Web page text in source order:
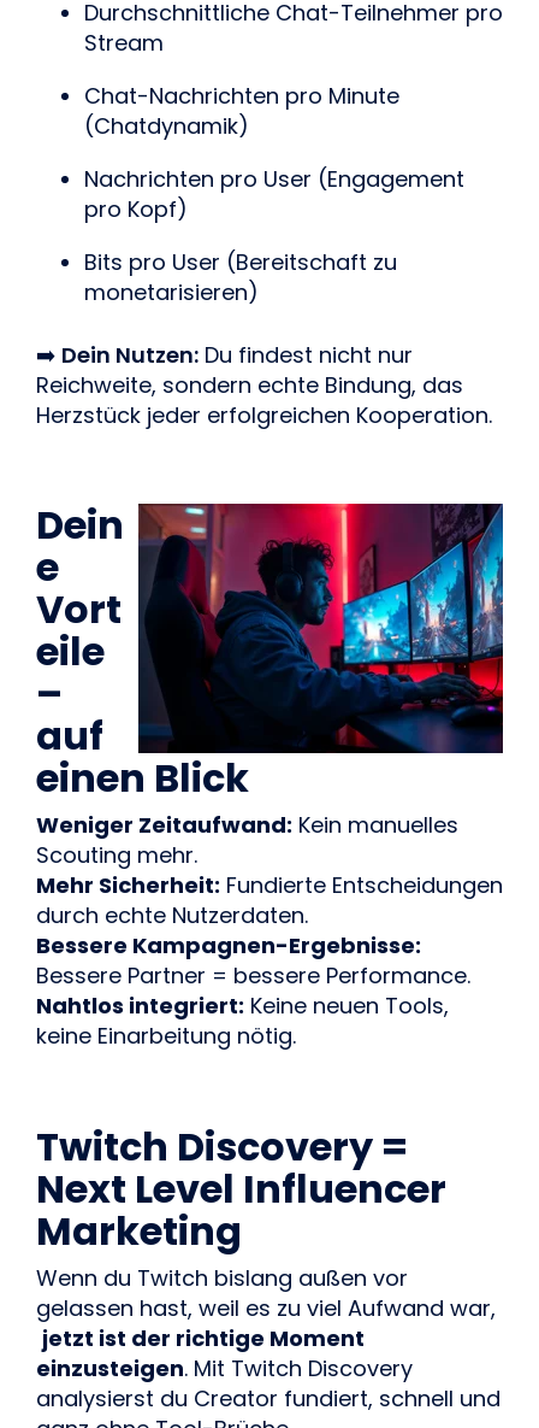
Durchschnittliche Chat-Teilnehmer pro
Stream
Chat-Nachrichten pro Minute
(Chatdynamik)
Nachrichten pro User (Engagement
pro Kopf)
Bits pro User (Bereitschaft zu
monetarisieren)
➡️ Dein Nutzen: Du findest nicht nur
Reichweite, sondern echte Bindung, das
Herzstück jeder erfolgreichen Kooperation.
Dein
e
Vort
eile
–
auf
einen Blick
Weniger Zeitaufwand: Kein manuelles
Scouting mehr.
Mehr Sicherheit: Fundierte Entscheidungen
durch echte Nutzerdaten.
Bessere Kampagnen-Ergebnisse:
Bessere Partner = bessere Performance.
Nahtlos integriert: Keine neuen Tools,
keine Einarbeitung nötig.
Twitch Discovery =
Next Level Influencer
Marketing
Wenn du Twitch bislang außen vor
gelassen hast, weil es zu viel Aufwand war,
jetzt ist der richtige Moment
einzusteigen. Mit Twitch Discovery
analysierst du Creator fundiert, schnell und